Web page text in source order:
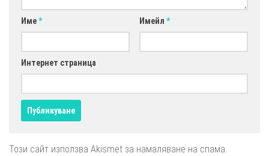
Име* Имейл *
Интернет страница
Този сайт използва Akismet за намаляване на спама.